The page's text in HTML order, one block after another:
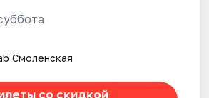
Смоленская
со скидкой